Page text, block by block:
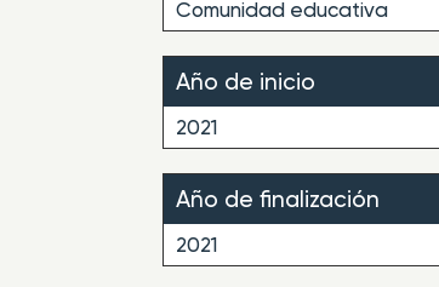
Comunidad educativa
Año de inicio
2021
Año de finalización
2021